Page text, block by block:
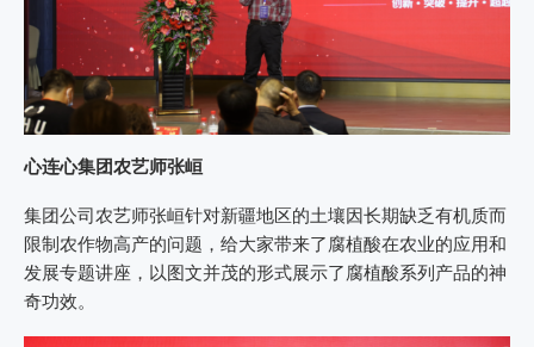
心连心集团农艺师张峘
集团公司农艺师张峘针对新疆地区的土壤因长期缺乏有机质而
限制农作物高产的问题，给大家带来了腐植酸在农业的应用和
发展专题讲座，以图文并茂的形式展示了腐植酸系列产品的神
奇功效。